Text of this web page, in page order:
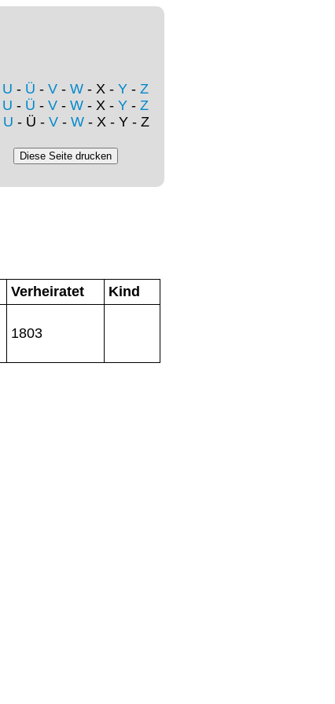
U - Ü - V - W - X - Y - Z
U - Ü - V - W - X - Y - Z
U - Ü - V- W- X - Y - Z
Verheiratet
Kind
1803